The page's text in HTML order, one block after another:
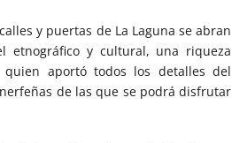
y puertas de La Laguna se abran
etnográfico y cultural, una riqueza
quien aportó todos los detalles del
de las que se podrá disfrutar